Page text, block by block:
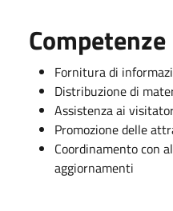
Competenze
Fornitura di
Distribuzione di
Assistenza ai
Promozione delle
Coordinamento con
aggiornamenti